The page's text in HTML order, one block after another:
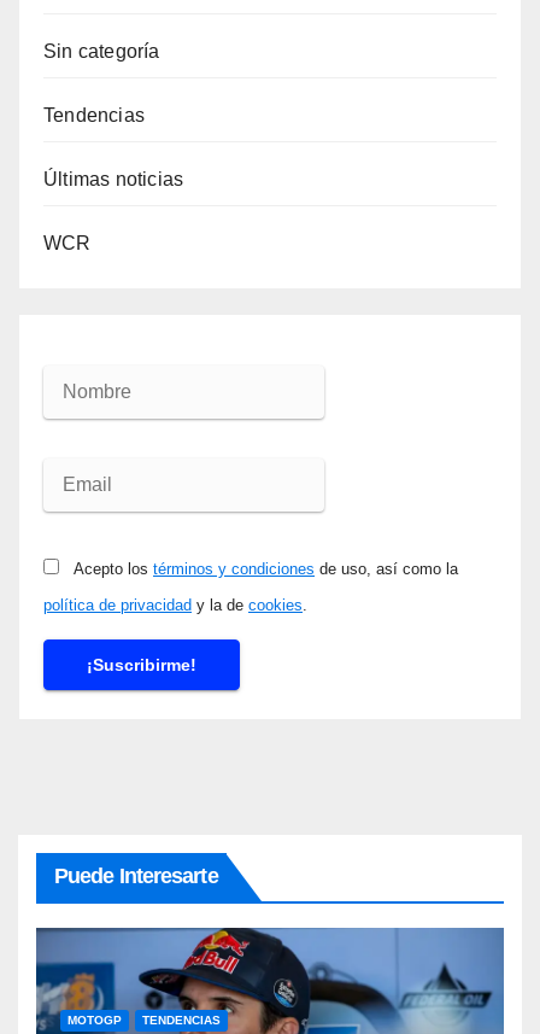
Sin categoría
Tendencias
Últimas noticias
WCR
Acepto los términos y condiciones de uso, así como la
política de privacidad y la de cookies.
Puede Interesarte
MOTOGP TENDENCIAS